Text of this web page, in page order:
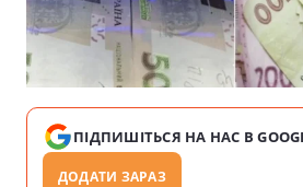
ПІДПИШІТЬСЯ НА НАС В
ДОДАТИ ЗАРАЗ